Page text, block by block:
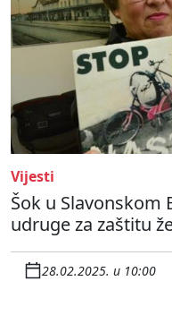
Vijesti
Šok u Slavonskom
udruge za zaštitu
28.02.2025. u 10:00